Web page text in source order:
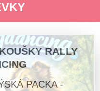
RALLY
PACKA -